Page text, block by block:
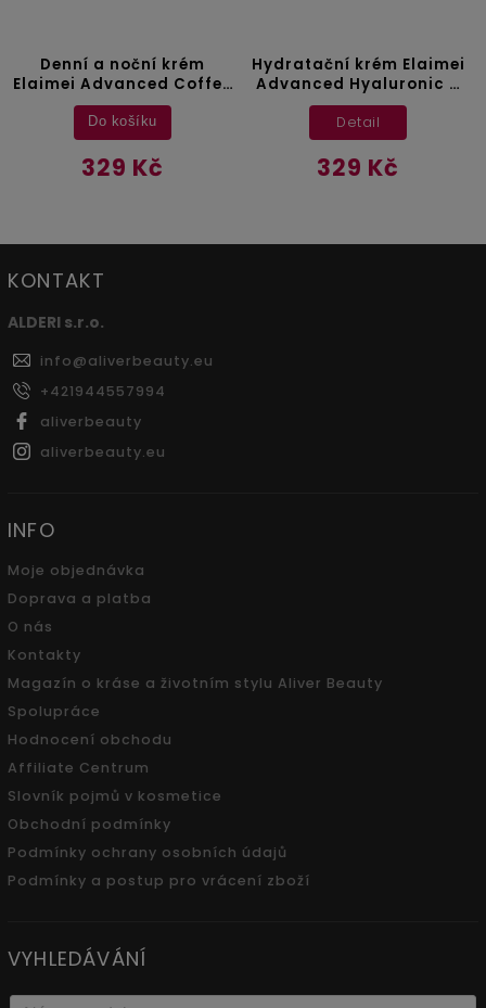
Denní a noční krém
Elaimei Advanced Coffee
– 50 ml
329 Kč
Do košíku
Hydratační krém Elaimei
Advanced Hyaluronic –
50 ml
329 Kč
Detail
KONTAKT
ALDERI s.r.o.
info@aliverbeauty.eu
+421944557994
aliverbeauty
aliverbeauty.eu
INFO
Moje objednávka
Doprava a platba
O nás
Kontakty
Magazín o kráse a životním stylu Aliver Beauty
Spolupráce
Hodnocení obchodu
Affiliate Centrum
Slovník pojmů v kosmetice
Obchodní podmínky
Podmínky ochrany osobních údajů
Podmínky a postup pro vrácení zboží
VYHLEDÁVÁNÍ